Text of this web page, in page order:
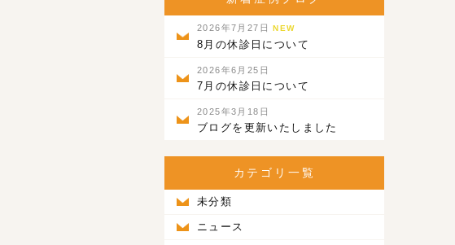
2026年7月27日NEW
8月の休診日について
2026年6月25日
7月の休診日について
2025年3月18日
ブログを更新いたしました
カテゴリ一覧
未分類
ニュース